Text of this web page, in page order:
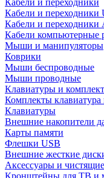
Кабели и переходники
Кабели и переходники
Кабели и переходники
Кабели компьютерные
Мыши и манипуляторы
Коврики
Мыши беспроводные
Мыши проводные
Клавиатуры и
Комплекты
Клавиатуры
Внешние накопители
Карты памяти
Флешки USB
Внешние жесткие
Аксессуары и чистящие
Кронштейны для ТВ и